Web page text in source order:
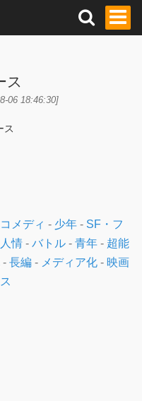
ス
06 18:46:30]
コメディ - 少年 - SF・フ
人情 -バトル -青年 - 超能
-長編 - メディア化 - 映画